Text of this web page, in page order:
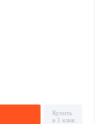
Купить
в 1 клик